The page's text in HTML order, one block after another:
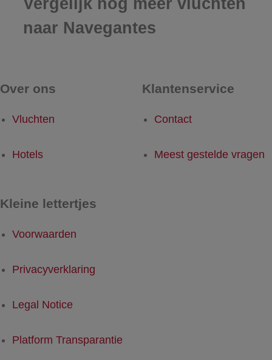
Vergelijk nog meer vluchten
naar Navegantes
Over ons
Vluchten
Hotels
Klantenservice
Contact
Meest gestelde vragen
Kleine lettertjes
Voorwaarden
Privacyverklaring
Legal Notice
Platform Transparantie